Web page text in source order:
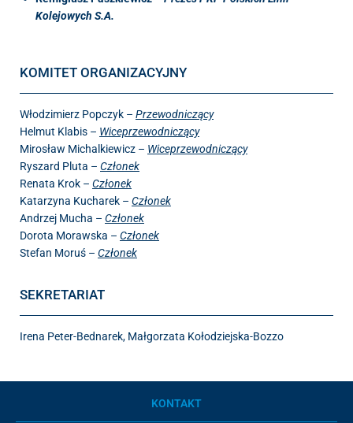
Kolejowych S.A.
KOMITET ORGANIZACYJNY
Włodzimierz Popczyk – Przewodniczący
Helmut Klabis – Wiceprzewodniczący
Mirosław Michalkiewicz – Wiceprzewodniczący
Ryszard Pluta – Członek
Renata Krok – Członek
Katarzyna Kucharek – Członek
Andrzej Mucha – Członek
Dorota Morawska – Członek
Stefan Moruś – Członek
SEKRETARIAT
Irena Peter-Bednarek, Małgorzata Kołodziejska-Bozzo
KONTAKT